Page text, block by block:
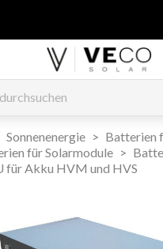
Sonnenenergie
Batterien
für Solarmodule
für Akku HVM und HVS